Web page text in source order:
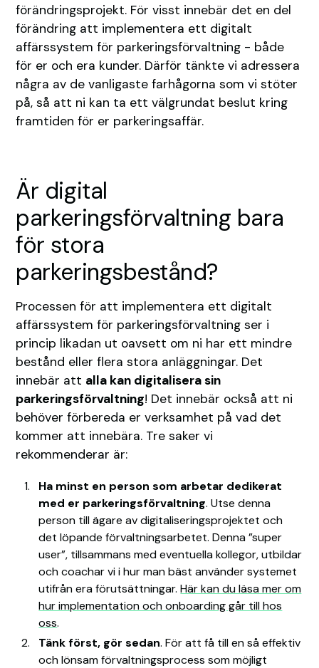
förändringsprojekt. För visst innebär det en del
förändring att implementera ett digitalt
affärssystem för parkeringsförvaltning - både
för er och era kunder. Därför tänkte vi adressera
några av de vanligaste farhågorna som vi stöter
på, så att ni kan ta ett välgrundat beslut kring
framtiden för er parkeringsaffär.
Är digital
parkeringsförvaltning bara
för stora
parkeringsbestånd?
Processen för att implementera ett digitalt
affärssystem för parkeringsförvaltning ser i
princip likadan ut oavsett om ni har ett mindre
bestånd eller flera stora anläggningar. Det
innebär att alla kan digitalisera sin
parkeringsförvaltning! Det innebär också att ni
behöver förbereda er verksamhet på vad det
kommer att innebära. Tre saker vi
rekommenderar är:
Ha minst en person som arbetar dedikerat
med er parkeringsförvaltning. Utse denna
person till ägare av digitaliseringsprojektet och
det löpande förvaltningsarbetet. Denna ”super
user”, tillsammans med eventuella kollegor, utbildar
och coachar vi i hur man bäst använder systemet
utifrån era förutsättningar.Här kan du läsa mer om
hur implementation och onboarding går till hos
oss.
Tänk först, gör sedan. För att få till en så effektiv
och lönsam förvaltningsprocess som möjligt